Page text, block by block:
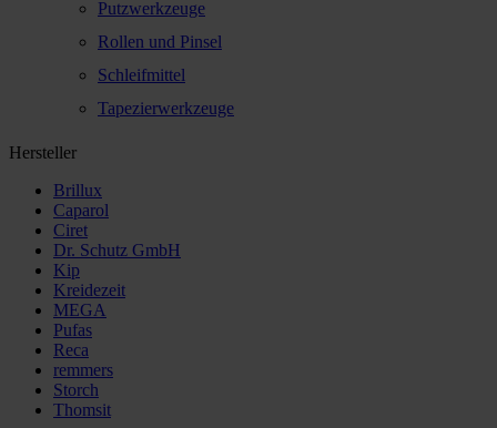
Putzwerkzeuge
Rollen und Pinsel
Schleifmittel
Tapezierwerkzeuge
Hersteller
Brillux
Caparol
Ciret
Dr. Schutz GmbH
Kip
Kreidezeit
MEGA
Pufas
Reca
remmers
Storch
Thomsit